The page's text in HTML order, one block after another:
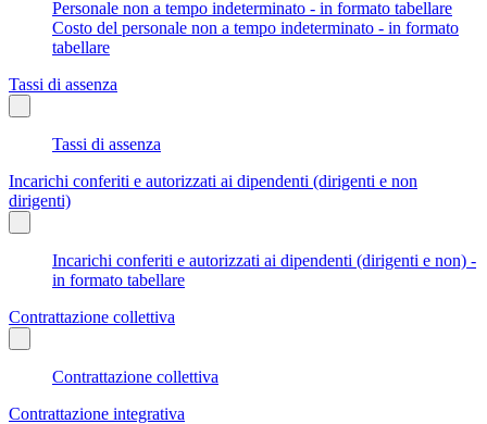
Personale non a tempo indeterminato - in formato tabellare
Costo del personale non a tempo indeterminato - in formato
tabellare
Tassi di assenza
Tassi di assenza
Incarichi conferiti e autorizzati ai dipendenti (dirigenti e non
dirigenti)
Incarichi conferiti e autorizzati ai dipendenti (dirigenti e non) -
in formato tabellare
Contrattazione collettiva
Contrattazione collettiva
Contrattazione integrativa